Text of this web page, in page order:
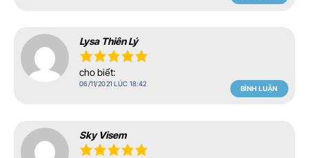
Lysa Thiên Lý
cho biết:
06/11/2021 LÚC 18:42
BÌNH LUẬN
Sky Visem